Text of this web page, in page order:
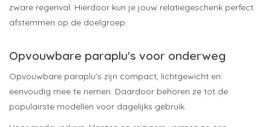
zware regenval. Hierdoor kun je jouw relatiegeschenk perfect
afstemmen op de doelgroep.
Opvouwbare paraplu's voor onderweg
Opvouwbare paraplu's zijn compact, lichtgewicht en
eenvoudig mee te nemen. Daardoor behoren ze tot de
populairste modellen voor dagelijks gebruik.